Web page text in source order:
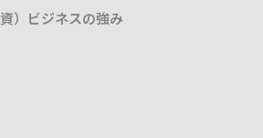
）ビジネスの強み